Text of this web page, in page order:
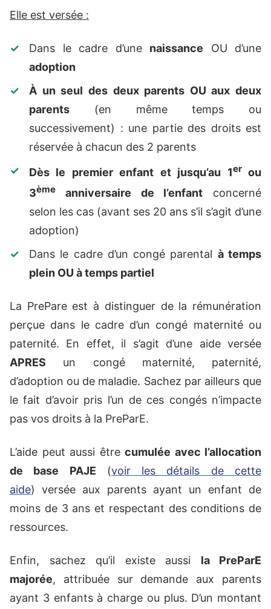
Elle est versée :
Dans le cadre d’une naissance OU d’une
adoption
À un seul des deux parents OU aux deux
parents (en même temps ou
successivement) : une partie des droits est
réservée à chacun des 2 parents
Dès le premier enfant et jusqu’au 1erou
3ème anniversaire de l’enfant concerné
selon les cas (avant ses 20 ans s’il s’agit d’une
adoption)
Dans le cadre d’un congé parental à temps
plein OU à temps partiel
La PrePare est à distinguer de la rémunération
perçue dans le cadre d’un congé maternité ou
paternité. En effet, il s’agit d’une aide versée
APRES un congé maternité, paternité,
d’adoption ou de maladie. Sachez par ailleurs que
le fait d’avoir pris l’un de ces congés n’impacte
pas vos droits à la PreParE.
L’aide peut aussi être cumulée avec l’allocation
de base PAJE (voir les détails de cette
aide) versée aux parents ayant un enfant de
moins de 3 ans et respectant des conditions de
ressources.
Enfin, sachez qu’il existe aussi la PreParE
majorée, attribuée sur demande aux parents
ayant 3 enfants à charge ou plus. D’un montant